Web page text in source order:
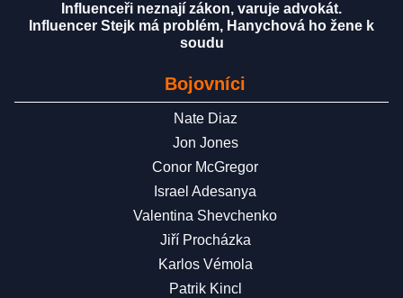
Influenceři neznají zákon, varuje advokát.
Influencer Stejk má problém, Hanychová ho žene k
soudu
Bojovníci
Nate Diaz
Jon Jones
Conor McGregor
Israel Adesanya
Valentina Shevchenko
Jiří Procházka
Karlos Vémola
Patrik Kincl